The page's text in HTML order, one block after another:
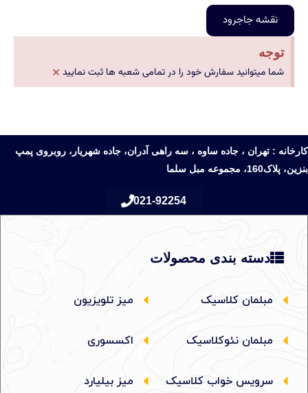
نقشه جاجرود
توجه
شما میتوانید سفارش خود را در تمامی شعبه ها ثبت نمایید ×
کارخانه : تهران ، جاده ساوه ، سه راهی آدران، جاده شهریار، روبروی پمپ
بنزین، پلاک160، مجموعه مبل سلما
021-92254
دسته بندی محصولات
مبلمان کلاسیک
مبلمان نئوکلاسیک
سرویس خواب کلاسیک
میز تلویزیون
اکسسوری
میز بیلیارد